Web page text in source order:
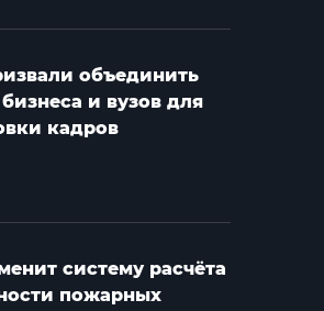
объединить
и вузов для
кадров
систему расчёта
пожарных